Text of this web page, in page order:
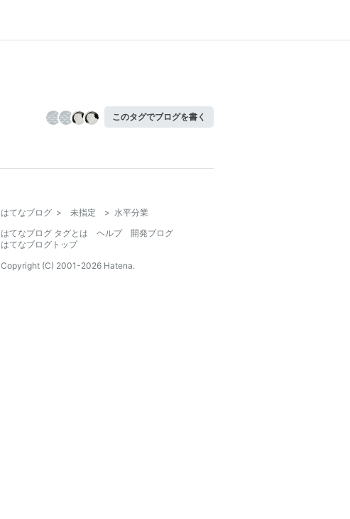
このタグでブログを書く
はてなブログ > 未指定 > 水平分業
はてなブログ タグとは
ヘルプ
開発ブログ
はてなブログトップ
Copyright (C) 2001-2026 Hatena.